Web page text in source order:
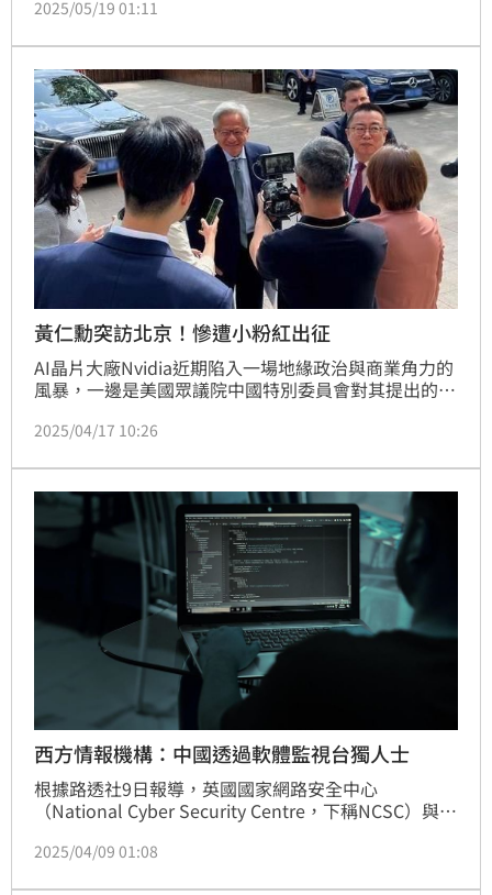
象徵著輝達在中國市場的布局將迎來重大變革，也反映
2025/05/19 01:11
黃仁勳突訪北京！慘遭小粉紅出征
AI晶片大廠Nvidia近期陷入一場地緣政治與商業角力的
風暴，一邊是美國眾議院中國特別委員會對其提出的國
勳的激烈言論出征。隨著美中科技戰持續升溫，Nvidia
2025/04/17 10:26
西方情報機構：中國透過軟體監視台獨人士
根據路透社9日報導，英國國家網路安全中心
（National Cyber Security Centre，下稱NCSC）與其
意手機應用程式監視台獨人士、西藏權利倡議者，以及
2025/04/09 01:08